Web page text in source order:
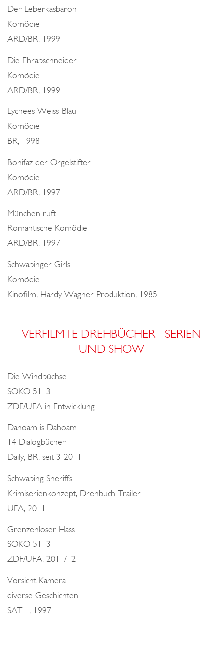
Der Leberkasbaron
Komödie
ARD/BR, 1999
Die Ehrabschneider
Komödie
ARD/BR, 1999
Lychees Weiss-Blau
Komödie
BR, 1998
Bonifaz der Orgelstifter
Komödie
ARD/BR, 1997
München ruft
Romantische Komödie
ARD/BR, 1997
Schwabinger Girls
Komödie
Kinofilm, Hardy Wagner Produktion, 1985
VERFILMTE DREHBÜCHER - SERIEN
UND SHOW
Die Windbüchse
SOKO 5113
ZDF/UFA in Entwicklung
Dahoam is Dahoam
14 Dialogbücher
Daily, BR, seit 3-2011
Schwabing Sheriffs
Krimiserienkonzept, Drehbuch Trailer
UFA, 2011
Grenzenloser Hass
SOKO 5113
ZDF/UFA, 2011/12
Vorsicht Kamera
diverse Geschichten
SAT 1, 1997